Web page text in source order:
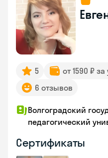
5 от 1590 ₽
6 отзывов
Волгоградский
педагогический
Сертификаты